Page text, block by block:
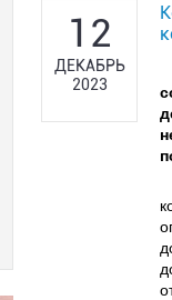
12
ДЕКАБРЬ
2023